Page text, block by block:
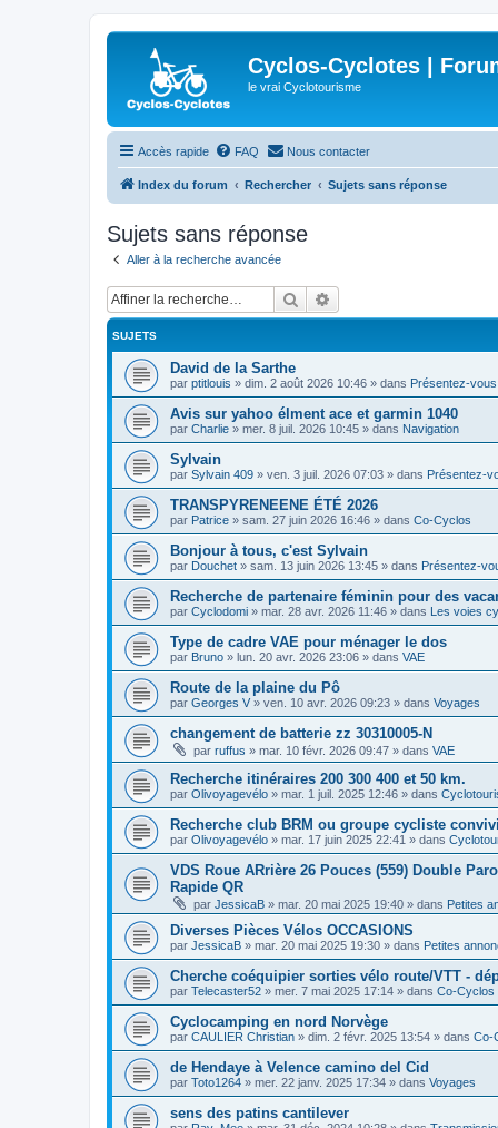
Cyclos-Cyclotes |
le vrai Cyclotourisme
Accès rapide FAQ Nous contacter
Index du forum Rechercher Sujets sans réponse
Sujets sans réponse
Aller à la recherche avancée
Rechercher
SUJETS
David de la Sarthe
par ptitlouis » dim. 2 août 2026 10:46 » dans Présentez-vous
Avis sur yahoo élment ace et garmin 1040
par Charlie » mer. 8 juil. 2026 10:45 » dans Navigation
Sylvain
par Sylvain 409 » ven. 3 juil. 2026 07:03 » dans Présentez-
TRANSPYRENEENE ÉTÉ 2026
par Patrice » sam. 27 juin 2026 16:46 » dans Co-Cyclos
Bonjour à tous, c'est Sylvain
par Douchet » sam. 13 juin 2026 13:45 » dans Présentez-
Recherche de partenaire féminin pour des
par Cyclodomi » mar. 28 avr. 2026 11:46 » dans Les voies
Type de cadre VAE pour ménager le dos
par Bruno » lun. 20 avr. 2026 23:06 » dans VAE
Route de la plaine du Pô
par Georges V » ven. 10 avr. 2026 09:23 » dans Voyages
changement de batterie zz 30310005-N
par ruffus » mar. 10 févr. 2026 09:47 » dans VAE
Recherche itinéraires 200 300 400 et 50 km.
par Olivoyagevélo » mar. 1 juil. 2025 12:46 » dans
Recherche club BRM ou groupe cycliste
par Olivoyagevélo » mar. 17 juin 2025 22:41 » dans
VDS Roue ARrière 26 Pouces (559) Double
Rapide QR
par JessicaB » mar. 20 mai 2025 19:40 » dans Petites
Diverses Pièces Vélos OCCASIONS
par JessicaB » mar. 20 mai 2025 19:30 » dans Petites
Cherche coéquipier sorties vélo route/VTT -
par Telecaster52 » mer. 7 mai 2025 17:14 » dans Co-Cyclos
Cyclocamping en nord Norvège
par CAULIER Christian » dim. 2 févr. 2025 13:54 » dans Co-
de Hendaye à Velence camino del Cid
par Toto1264 » mer. 22 janv. 2025 17:34 » dans Voyages
sens des patins cantilever